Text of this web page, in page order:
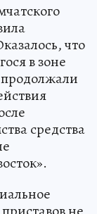
что
в зоне
средства